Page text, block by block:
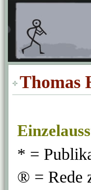
Thomas
* =
® = Rede